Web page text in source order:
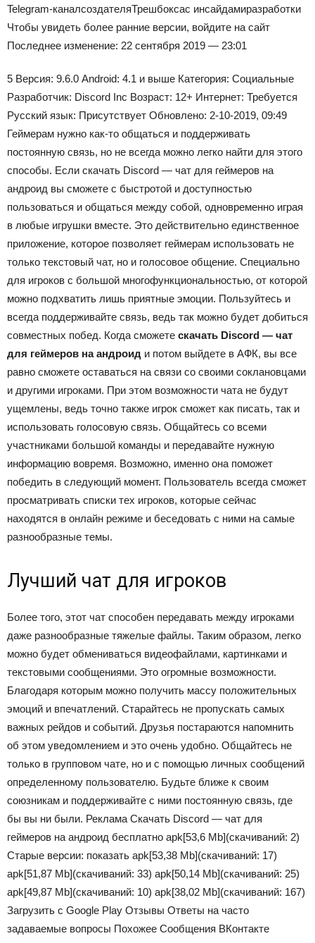
Telegram-каналсоздателяТрешбоксас инсайдамиразработки
Чтобы увидеть более ранние версии, войдите на сайт
Последнее изменение: 22 сентября 2019 — 23:01
5 Версия: 9.6.0 Android: 4.1 и выше Категория: Социальные
Разработчик: Discord Inc Возраст: 12+ Интернет: Требуется
Русский язык: Присутствует Обновлено: 2-10-2019, 09:49
Геймерам нужно как-то общаться и поддерживать
постоянную связь, но не всегда можно легко найти для этого
способы. Если скачать Discord — чат для геймеров на
андроид вы сможете с быстротой и доступностью
пользоваться и общаться между собой, одновременно играя
в любые игрушки вместе. Это действительно единственное
приложение, которое позволяет геймерам использовать не
только текстовый чат, но и голосовое общение. Специально
для игроков с большой многофункциональностью, от которой
можно подхватить лишь приятные эмоции. Пользуйтесь и
всегда поддерживайте связь, ведь так можно будет добиться
совместных побед. Когда сможете скачать Discord — чат
для геймеров на андроид и потом выйдете в АФК, вы все
равно сможете оставаться на связи со своими соклановцами
и другими игроками. При этом возможности чата не будут
ущемлены, ведь точно также игрок сможет как писать, так и
использовать голосовую связь. Общайтесь со всеми
участниками большой команды и передавайте нужную
информацию вовремя. Возможно, именно она поможет
победить в следующий момент. Пользователь всегда сможет
просматривать списки тех игроков, которые сейчас
находятся в онлайн режиме и беседовать с ними на самые
разнообразные темы.
Лучший чат для игроков
Более того, этот чат способен передавать между игроками
даже разнообразные тяжелые файлы. Таким образом, легко
можно будет обмениваться видеофайлами, картинками и
текстовыми сообщениями. Это огромные возможности.
Благодаря которым можно получить массу положительных
эмоций и впечатлений. Старайтесь не пропускать самых
важных рейдов и событий. Друзья постараются напомнить
об этом уведомлением и это очень удобно. Общайтесь не
только в групповом чате, но и с помощью личных сообщений
определенному пользователю. Будьте ближе к своим
союзникам и поддерживайте с ними постоянную связь, где
бы вы ни были. Реклама Скачать Discord — чат для
геймеров на андроид бесплатно apk[53,6 Mb](cкачиваний: 2)
Старые версии: показать apk[53,38 Mb](cкачиваний: 17)
apk[51,87 Mb](cкачиваний: 33) apk[50,14 Mb](cкачиваний: 25)
apk[49,87 Mb](cкачиваний: 10) apk[38,02 Mb](cкачиваний: 167)
Загрузить с Google Play Отзывы Ответы на часто
задаваемые вопросы Похожее Сообщения ВКонтакте